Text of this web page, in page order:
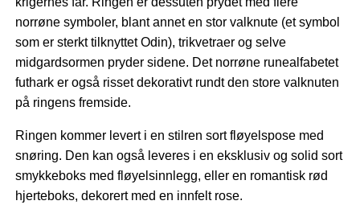
norrøne symboler, b lant annet en stor valknute (et symbol
som er sterkt tilknyttet Odin), trikvetraer og selve
midgardsormen pryder sidene. Det norrøne runealfabetet
futhark er også risset dekorativt rundt den store valknuten
på ringens fremside.
Ringen kommer levert i en stilren sort fløyelspose med
snøring. Den kan også leveres i en eksklusiv og solid sort
smykkeboks med fløyelsinnlegg, eller en romantisk rød
hjerteboks, dekorert med en innfelt rose.